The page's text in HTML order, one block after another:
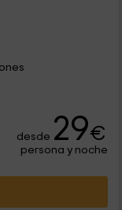
desde 29€
persona y noche